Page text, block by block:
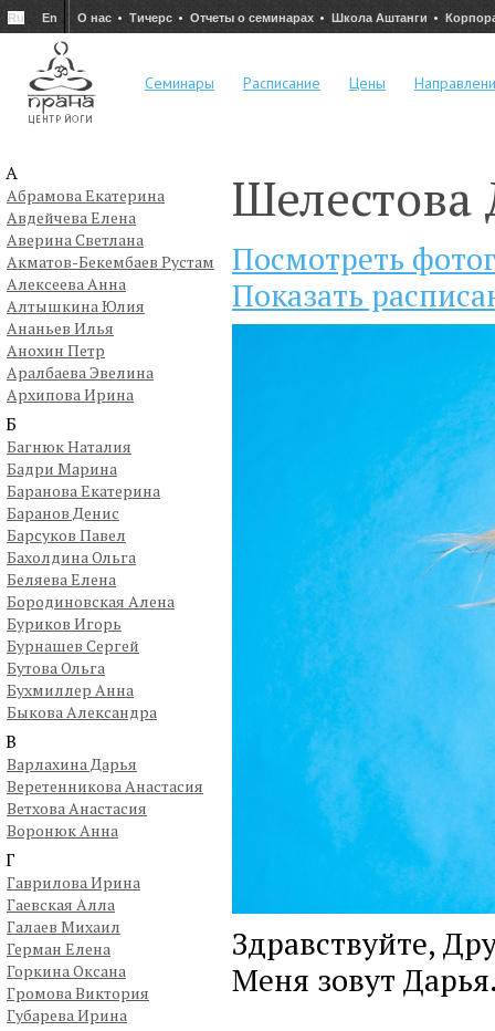
Ru En О нас Тичерс Отчеты о семинарах Школа Аштанги
Семинары Расписание Цены
А
Абрамова Екатерина
Авдейчева Елена
Аверина Светлана
Акматов-Бекембаев Рустам
Алексеева Анна
Алтышкина Юлия
Ананьев Илья
Анохин Петр
Аралбаева Эвелина
Архипова Ирина
Б
Багнюк Наталия
Бадри Марина
Баранова Екатерина
Баранов Денис
Барсуков Павел
Бахолдина Ольга
Беляева Елена
Бородиновская Алена
Буриков Игорь
Бурнашев Сергей
Бутова Ольга
Бухмиллер Анна
Быкова Александра
В
Варлахина Дарья
Веретенникова Анастасия
Ветхова Анастасия
Воронюк Анна
Г
Гаврилова Ирина
Гаевская Алла
Галаев Михаил
Герман Елена
Горкина Оксана
Громова Виктория
Губарева Ирина
Шелестова
Посмотреть
Показать
Здравствуйте,
Меня зовут